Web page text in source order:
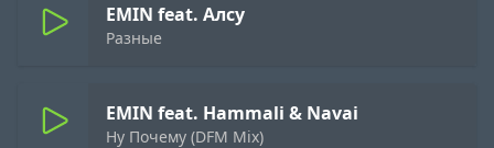
EMIN feat. Алсу
Разные
EMIN feat. Hammali & Navai
Ну Почему (DFM Mix)